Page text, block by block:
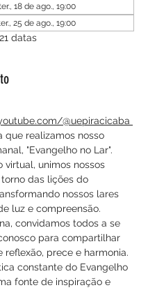
18 de ago., 19:00
25 de ago., 19:00
datas
@uepiracicaba
que realizamos nosso
"Evangelho no Lar".
virtual, unimos nossos
das lições do
nossos lares
luz e compreensão.
convidamos todos a se
para compartilhar
reflexão, prece e harmonia.
constante do Evangelho
fonte de inspiração e